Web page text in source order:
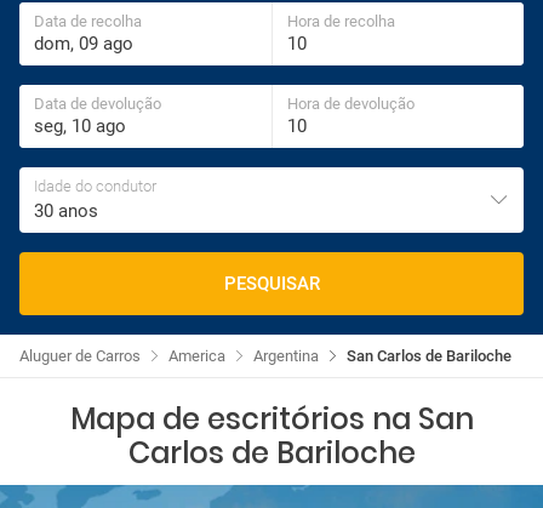
Data de recolha Hora de recolha
Data de devolução Hora de devolução
Idade do condutor
30 anos
PESQUISAR
San Carlos de Bariloche
Argentina
America
Aluguer de Carros
Mapa de escritórios na San
Carlos de Bariloche